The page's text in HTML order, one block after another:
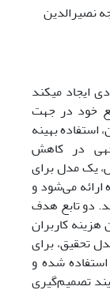
نصیرالدین
ایجاد می‏کند
خود در جهت
بهینه
در کاهش
یک مدل برای
ارائه می‌شود و
دو تابع هدف
1)کمینه کردن هزینه‌ کاربران
تحقیق، برای
شده و
تصمیم‌گیری